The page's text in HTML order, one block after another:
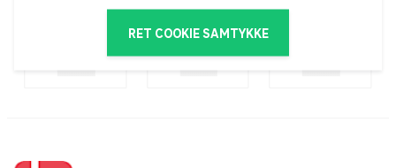
RET COOKIE SAMTYKKE